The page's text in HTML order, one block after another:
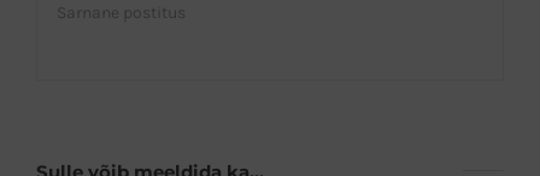
selle suurepäraseks
Sarnane postitus